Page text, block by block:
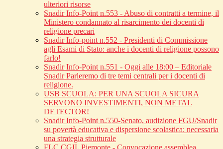
ulteriori risorse
Snadir Info-Point n.553 - Abuso di contratti a termine, il
Ministero condannato al risarcimento dei docenti di
religione precari
Snadir Info-point n.552 - Presidenti di Commissione
agli Esami di Stato: anche i docenti di religione possono
farlo!
Snadir Info-Point n.551 - Oggi alle 18:00 – Editoriale
Snadir Parleremo di tre temi centrali per i docenti di
religione.
USB SCUOLA: PER UNA SCUOLA SICURA
SERVONO INVESTIMENTI, NON METAL
DETECTOR!
Snadir Info-Point n.550-Senato, audizione FGU/Snadir
su povertà educativa e dispersione scolastica: necessaria
una strategia strutturale